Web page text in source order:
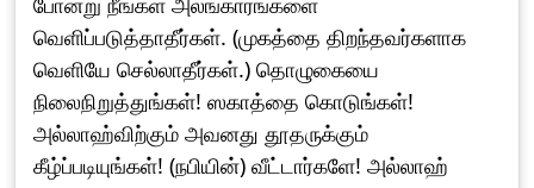
வெளிப்படுத்தாதீர்கள். (முகத்தை திறந்தவர்களாக
வெளியே செல்லாதீர்கள்.) தொழுகையை
நிலைநிறுத்துங்கள்! ஸகாத்தை கொடுங்கள்!
அல்லாஹ்விற்கும் அவனது தூதருக்கும்
கீழ்ப்படியுங்கள்! (நபியின்) வீட்டார்களே! அல்லாஹ்